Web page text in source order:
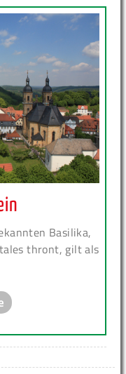
Basilika,
thront, gilt als